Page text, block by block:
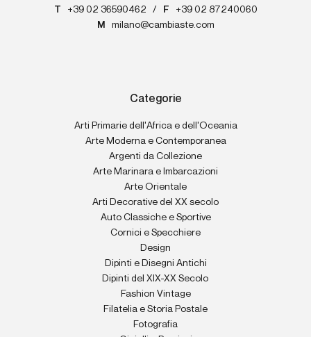
T
+39 02 36590462 / F
+39 02 87240060
M
milano@cambiaste.com
Categorie
Arti Primarie dell'Africa e dell'Oceania
Arte Moderna e Contemporanea
Argenti da Collezione
Arte Marinara e Imbarcazioni
Arte Orientale
Arti Decorative del XX secolo
Auto Classiche e Sportive
Cornici e Specchiere
Design
Dipinti e Disegni Antichi
Dipinti del XIX-XX Secolo
Fashion Vintage
Filatelia e Storia Postale
Fotografia